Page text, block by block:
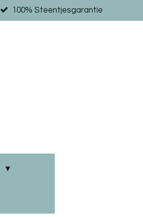
100% Steentjesgarantie